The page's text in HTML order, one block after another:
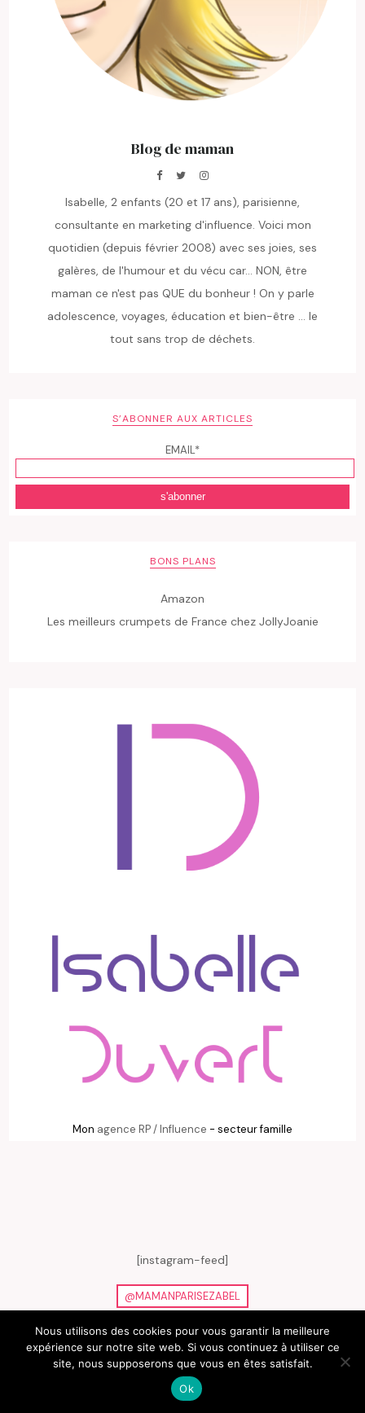
Blog de maman
Isabelle, 2 enfants (20 et 17 ans), parisienne,
consultante en marketing d'influence. Voici mon
quotidien (depuis février 2008) avec ses joies, ses
galères, de l'humour et du vécu car... NON, être
maman ce n'est pas QUE du bonheur ! On y parle
adolescence, voyages, éducation et bien-être ... le
tout sans trop de déchets.
S’ABONNER AUX ARTICLES
EMAIL*
BONS PLANS
Amazon
Les meilleurs crumpets de France chez JollyJoanie
Mon agence RP / Influence - secteur famille
[instagram-feed]
@MAMANPARISEZABEL
RECHERCHE
ON EN PARLE…
Nous utilisons des cookies pour vous garantir la meilleure
expérience sur notre site web. Si vous continuez à utiliser ce
site, nous supposerons que vous en êtes satisfait.
Ok